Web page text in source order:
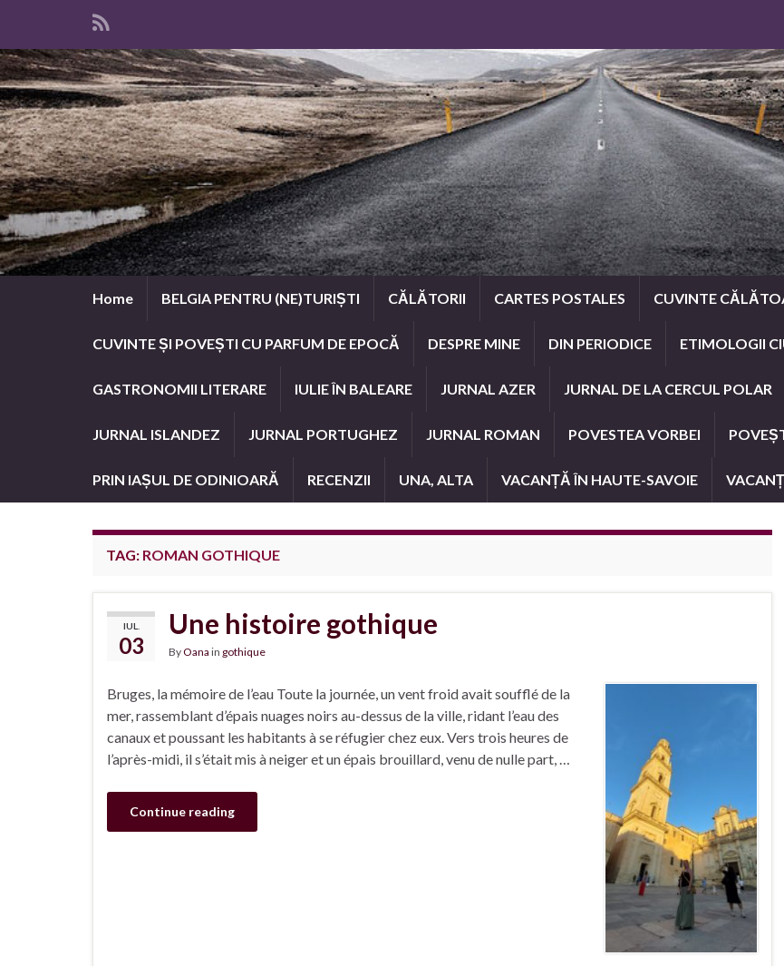
Home BELGIA PENTRU (NE)TURIȘTI CĂLĂTORII CARTES POSTALES CUVINTE
CUVINTE ȘI POVEȘTI CU PARFUM DE EPOCĂ DESPRE MINE DIN PERIODICE ETIMOLOGII
GASTRONOMII LITERARE IULIE ÎN BALEARE JURNAL AZER JURNAL DE LA CERCUL POLAR
JURNAL ISLANDEZ JURNAL PORTUGHEZ JURNAL ROMAN POVESTEA VORBEI
PRIN IAȘUL DE ODINIOARĂ RECENZII UNA, ALTA VACANȚĂ ÎN HAUTE-SAVOIE
TAG: ROMAN GOTHIQUE
IUL.
03
Une histoire gothique
ByOana in gothique
Bruges, la mémoire de l’eau Toute la journée, un vent froid avait soufflé de la
mer, rassemblant d’épais nuages noirs au-dessus de la ville, ridant l’eau des
canaux et poussant les habitants à se réfugier chez eux. Vers trois heures de
l’après-midi, il s’était mis à neiger et un épais brouillard, venu de nulle part, …
Continue reading